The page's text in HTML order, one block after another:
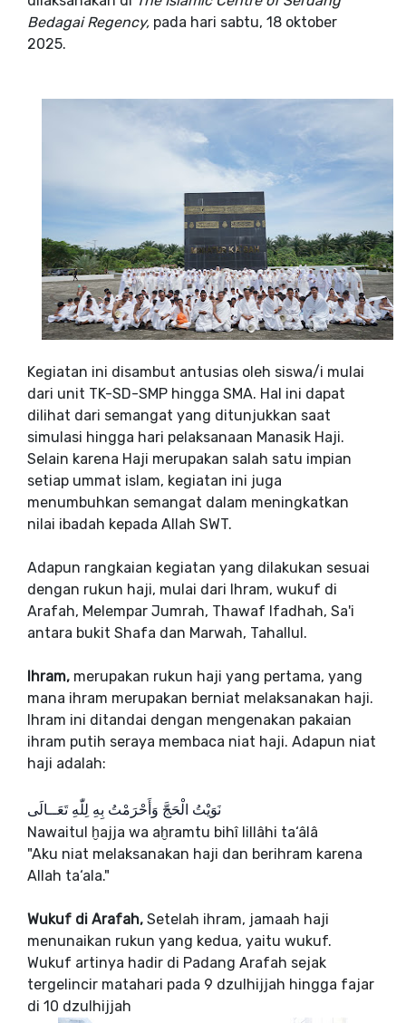
Bedagai Regency, pada hari sabtu, 18 oktober
2025.
Kegiatan ini disambut antusias oleh siswa/i mulai
dari unit TK-SD-SMP hingga SMA. Hal ini dapat
dilihat dari semangat yang ditunjukkan saat
simulasi hingga hari pelaksanaan Manasik Haji.
Selain karena Haji merupakan salah satu impian
setiap ummat islam, kegiatan ini juga
menumbuhkan semangat dalam meningkatkan
nilai ibadah kepada Allah SWT.
Adapun rangkaian kegiatan yang dilakukan sesuai
dengan rukun haji, mulai dari Ihram, wukuf di
Arafah, Melempar Jumrah, Thawaf Ifadhah, Sa'i
antara bukit Shafa dan Marwah, Tahallul.
Ihram, merupakan rukun haji yang pertama, yang
mana ihram merupakan berniat melaksanakan haji.
Ihram ini ditandai dengan mengenakan pakaian
ihram putih seraya membaca niat haji. Adapun niat
haji adalah:
نَوَيْتُ الْحَجَّ وَأَحْرَمْتُ بِهِ لِلّٰهِ تَعَــالَى
Nawaitul ḫajja wa aḫramtu bihî lillâhi ta‘âlâ
"Aku niat melaksanakan haji dan berihram karena
Allah ta‘ala."
Wukuf di Arafah, Setelah ihram, jamaah haji
menunaikan rukun yang kedua, yaitu wukuf.
Wukuf artinya hadir di Padang Arafah sejak
tergelincir matahari pada 9 dzulhijjah hingga fajar
di 10 dzulhijjah